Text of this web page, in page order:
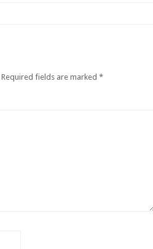
Required fields are marked *